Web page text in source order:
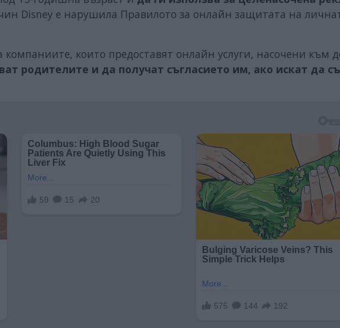
Disney е нарушила Правилото за онлайн защитата на
компаниите, които предоставят онлайн услуги, насочени към
родителите и да получат съгласието им, ако искат да